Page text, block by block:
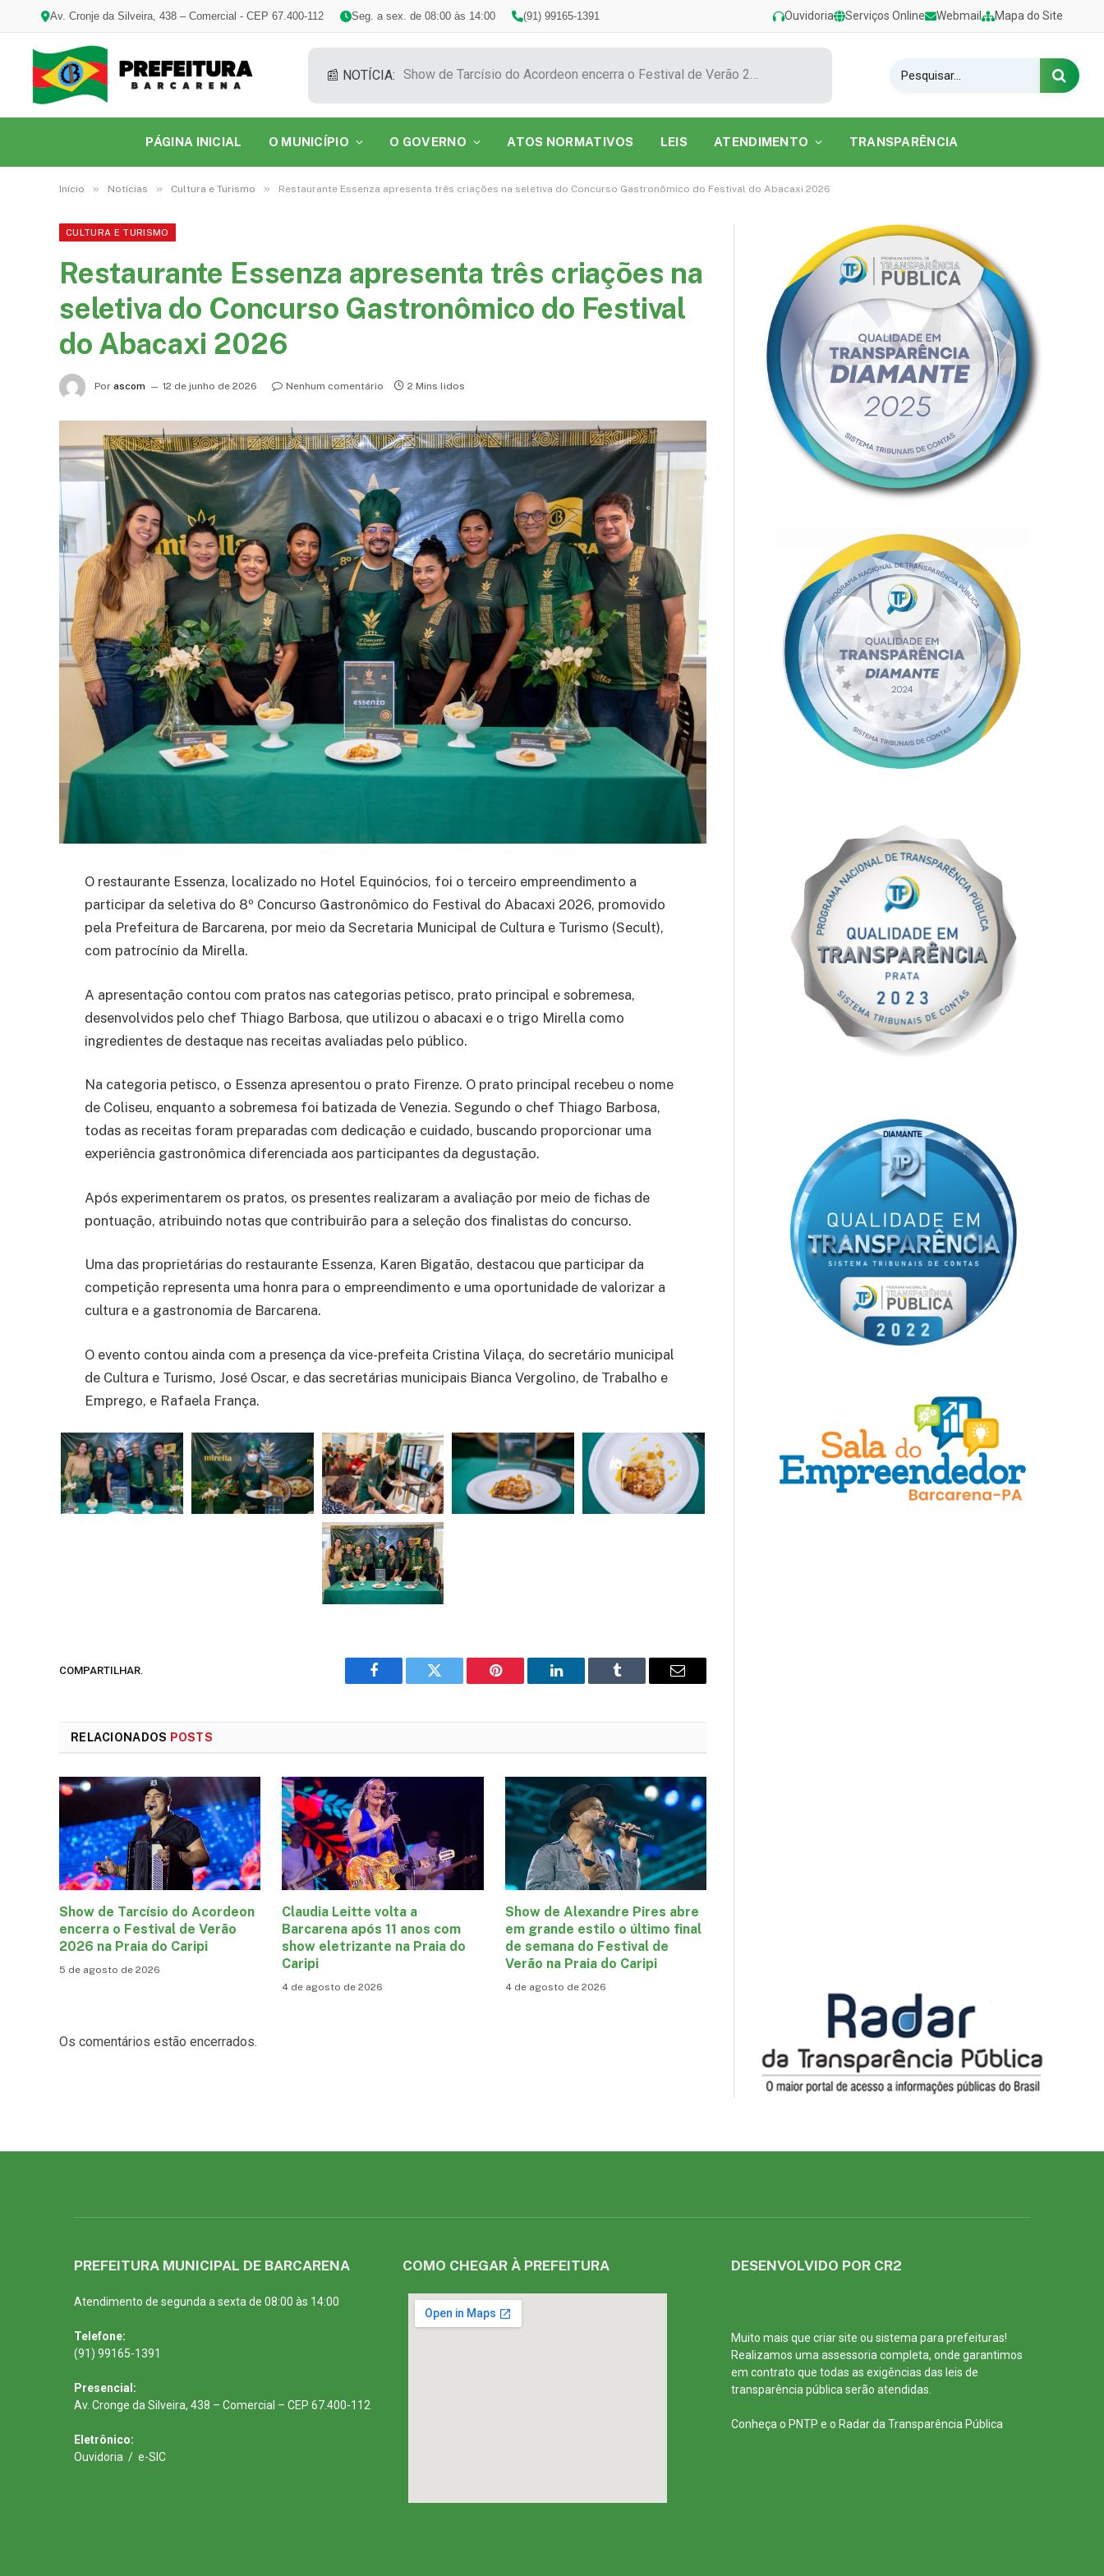
Av. Cronje da Silveira, 438 – Comercial - CEP 67.400-112 Seg. a sex. de 08:00 às 14:00 (91) 99165-1391 Ouvidoria Serviços Online Webmail Mapa do Site
📰 NOTÍCIA: Show de Tarcísio do Acordeon encerra o Festival de Verão 2026 na Praia do Caripi
PÁGINA INICIAL O MUNICÍPIO O GOVERNO ATOS NORMATIVOS LEIS ATENDIMENTO TRANSPARÊNCIA
Início » Notícias » Cultura e Turismo » Restaurante Essenza apresenta três criações na seletiva do Concurso Gastronômico do Festival do Abacaxi 2026
CULTURA E TURISMO
Restaurante Essenza apresenta três criações na
seletiva do Concurso Gastronômico do Festival
do Abacaxi 2026
Por ascom 12 de junho de 2026 Nenhum comentário 2 Mins lidos
O restaurante Essenza, localizado no Hotel Equinócios, foi o terceiro empreendimento a
participar da seletiva do 8º Concurso Gastronômico do Festival do Abacaxi 2026, promovido
pela Prefeitura de Barcarena, por meio da Secretaria Municipal de Cultura e Turismo (Secult),
com patrocínio da Mirella.
A apresentação contou com pratos nas categorias petisco, prato principal e sobremesa,
desenvolvidos pelo chef Thiago Barbosa, que utilizou o abacaxi e o trigo Mirella como
ingredientes de destaque nas receitas avaliadas pelo público.
Na categoria petisco, o Essenza apresentou o prato Firenze. O prato principal recebeu o nome
de Coliseu, enquanto a sobremesa foi batizada de Venezia. Segundo o chef Thiago Barbosa,
todas as receitas foram preparadas com dedicação e cuidado, buscando proporcionar uma
experiência gastronômica diferenciada aos participantes da degustação.
Após experimentarem os pratos, os presentes realizaram a avaliação por meio de fichas de
pontuação, atribuindo notas que contribuirão para a seleção dos finalistas do concurso.
Uma das proprietárias do restaurante Essenza, Karen Bigatão, destacou que participar da
competição representa uma honra para o empreendimento e uma oportunidade de valorizar a
cultura e a gastronomia de Barcarena.
O evento contou ainda com a presença da vice-prefeita Cristina Vilaça, do secretário municipal
de Cultura e Turismo, José Oscar, e das secretárias municipais Bianca Vergolino, de Trabalho e
Emprego, e Rafaela França.
COMPARTILHAR.
Facebook Twitter Pinterest LinkedIn Tumblr
E-
RELACIONADOS POSTS
Show de Tarcísio do Acordeon
encerra o Festival de Verão
2026 na Praia do Caripi
5 de agosto de 2026
Claudia Leitte volta a
Barcarena após 11 anos com
show eletrizante na Praia do
Caripi
4 de agosto de 2026
Show de Alexandre Pires abre
em grande estilo o último final
de semana do Festival de
Verão na Praia do Caripi
4 de agosto de 2026
Os comentários estão encerrados.
PREFEITURA MUNICIPAL DE BARCARENA
Atendimento de segunda a sexta de 08:00 às 14:00
Telefone:
(91) 99165-1391
Presencial:
Av. Cronge da Silveira, 438 – Comercial – CEP 67.400-112
Eletrônico:
Ouvidoria / e-SIC
COMO CHEGAR À PREFEITURA DESENVOLVIDO POR CR2
Muito mais que criar site ou sistema para prefeituras!
Realizamos uma assessoria completa, onde garantimos
em contrato que todas as exigências das leis de
transparência pública serão atendidas.
Conheça o PNTP e o Radar da Transparência Pública